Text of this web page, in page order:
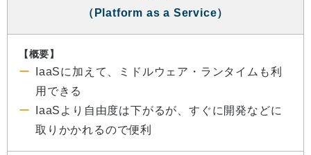
（Platform as a Service）
【概要】
IaaSに加えて、ミドルウェア・ランタイムも利
用できる
IaaSより自由度は下がるが、すぐに開発などに
取りかかれるので便利